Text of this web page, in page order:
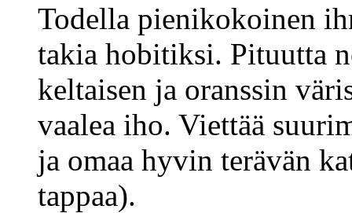
Todella pienikokoinen
takia hobitiksi. Pituutta
keltaisen ja oranssin
vaalea iho. Viettää
ja omaa hyvin terävän
tappaa).